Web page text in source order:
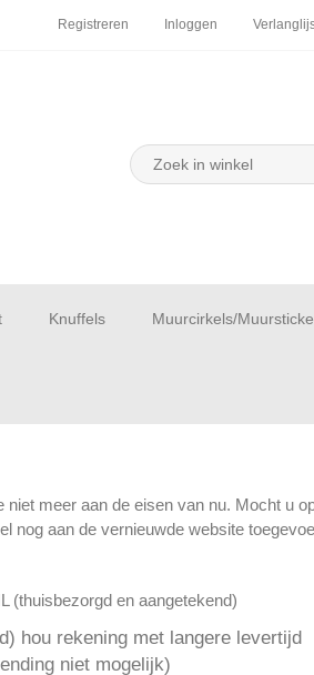
Registreren Inloggen
Knuffels Muurcirkels/
meer aan de eisen van nu. Mocht u
nog aan de vernieuwde website
(thuisbezorgd en aangetekend)
hou rekening met langere levertijd
niet mogelijk)